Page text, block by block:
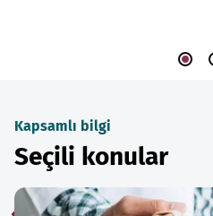
Kapsamlı bilgi
Seçili konular